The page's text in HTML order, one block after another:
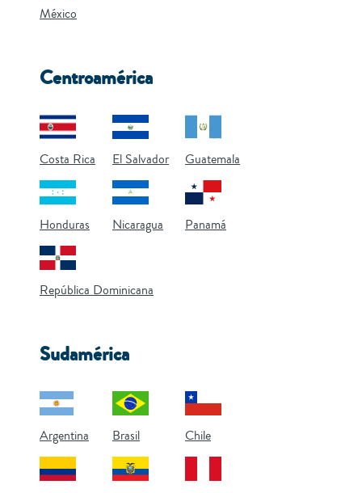
México
Centroamérica
Costa Rica El Salvador Guatemala
Honduras Nicaragua Panamá
República Dominicana
Sudamérica
Argentina Brasil Chile